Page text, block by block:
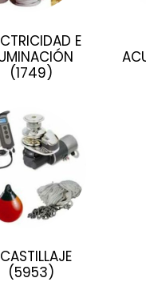
E
(1749)
(5953)